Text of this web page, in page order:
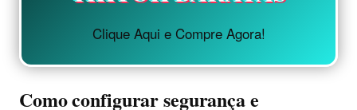
Clique Aqui e Compre Agora!
Como configurar segurança e